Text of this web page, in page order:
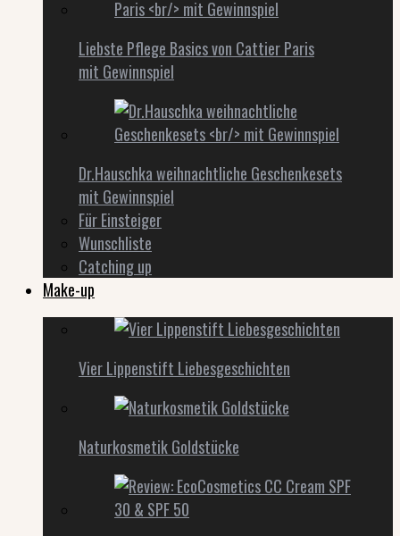
Liebste Pflege Basics von Cattier Paris
mit Gewinnspiel
Dr.Hauschka weihnachtliche Geschenkesets
mit Gewinnspiel
Für Einsteiger
Wunschliste
Catching up
Make-up
Vier Lippenstift Liebesgeschichten
Naturkosmetik Goldstücke